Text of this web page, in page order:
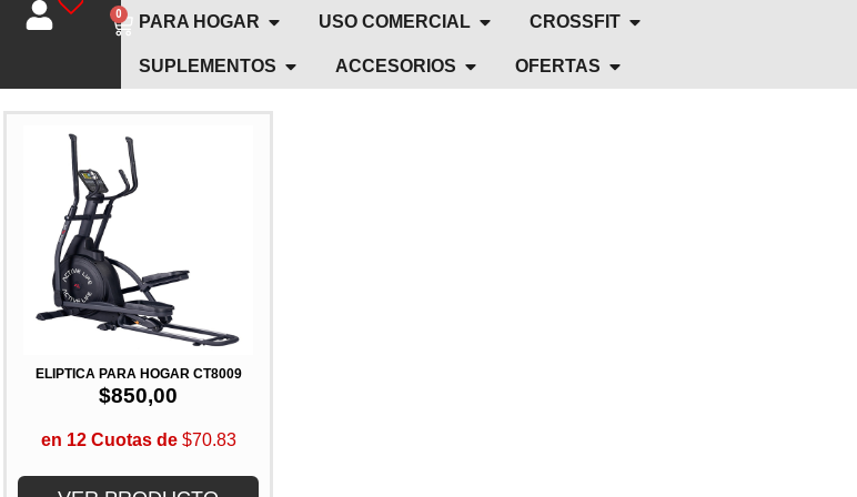
0 PARA HOGAR USO COMERCIAL CROSSFIT
SUPLEMENTOS ACCESORIOS OFERTAS
ELÍPTICA PARA HOGAR CT8009
$850,00
en 12 Cuotas de$70.83